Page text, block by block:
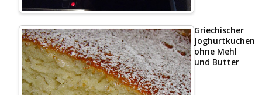
Griechischer
Joghurtkuchen
ohne Mehl
und Butter